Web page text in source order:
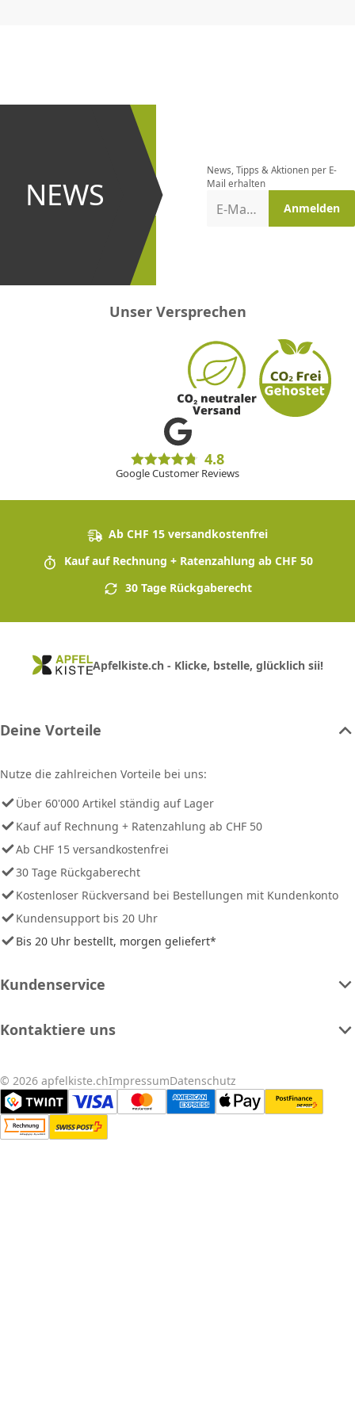
NEWS
und bei
Aktionen
News, Tipps & Aktionen per E-
Mail erhalten
E-Mail-Adresse Anmelden
Unser Versprechen
4.8
Google Customer Reviews
Ab CHF 15 versandkostenfrei
Kauf auf Rechnung + Ratenzahlung ab CHF 50
30 Tage Rückgaberecht
Apfelkiste.ch - Klicke, bstelle, glücklich sii!
Deine Vorteile
Nutze die zahlreichen Vorteile bei uns:
Über 60'000 Artikel ständig auf Lager
Kauf auf Rechnung + Ratenzahlung ab CHF 50
Ab CHF 15 versandkostenfrei
30 Tage Rückgaberecht
Kostenloser Rückversand bei Bestellungen mit Kundenkonto
Kundensupport bis 20 Uhr
Bis 20 Uhr bestellt, morgen geliefert*
Kundenservice
Kontaktiere uns
© 2026 apfelkiste.chImpressumDatenschutz